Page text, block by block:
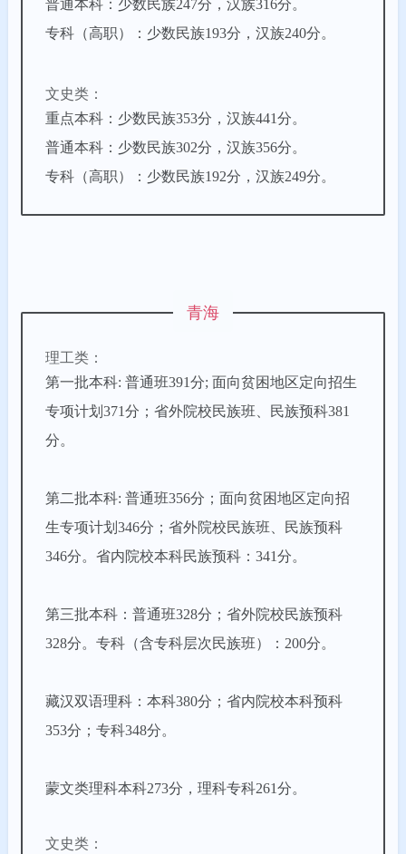
普通本科：少数民族247分，汉族316分。
专科（高职）：少数民族193分，汉族240分。
文史类：
重点本科：少数民族353分，汉族441分。
普通本科：少数民族302分，汉族356分。
专科（高职）：少数民族192分，汉族249分。
青海
理工类：
第一批本科: 普通班391分; 面向贫困地区定向招生
专项计划371分；省外院校民族班、民族预科381
分。
第二批本科: 普通班356分；面向贫困地区定向招
生专项计划346分；省外院校民族班、民族预科
346分。省内院校本科民族预科：341分。
第三批本科：普通班328分；省外院校民族预科
328分。专科（含专科层次民族班）：200分。
藏汉双语理科：本科380分；省内院校本科预科
353分；专科348分。
蒙文类理科本科273分，理科专科261分。
文史类：